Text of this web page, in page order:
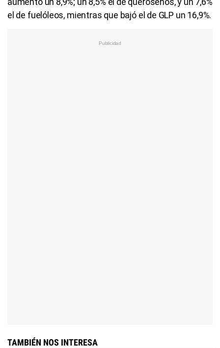
el de fuelóleos, mientras que bajó el de GLP un 16,9%.
TAMBIÉN NOS INTERESA